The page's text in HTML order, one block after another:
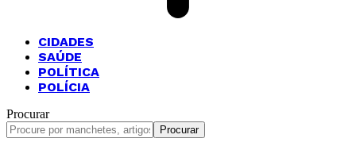
CIDADES
SAÚDE
POLÍTICA
POLÍCIA
Procurar